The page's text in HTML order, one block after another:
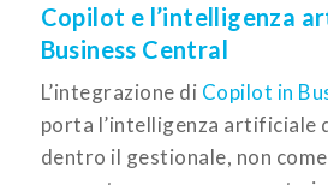
Copilot e l’intelligenza
Business Central
L’integrazione di Copilot in
porta l’intelligenza artificiale
dentro il gestionale, non